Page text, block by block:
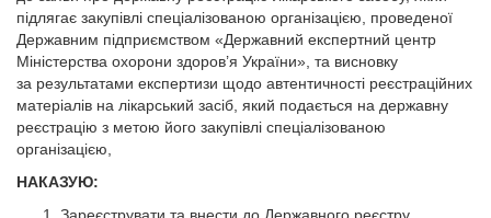
підлягає закупівлі спеціалізованою організацією, проведеної
Державним підприємством «Державний експертний центр
Міністерства охорони здоров’я України», та висновку
за результатами експертизи щодо автентичності реєстраційних
матеріалів на лікарський засіб, який подається на державну
реєстрацію з метою його закупівлі спеціалізованою
організацією,
НАКАЗУЮ: